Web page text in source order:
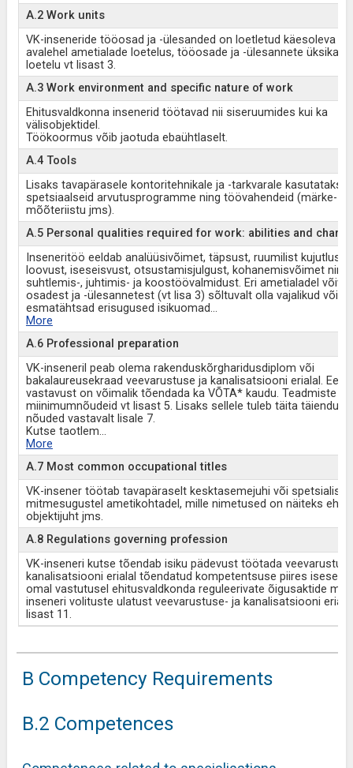
A.2 Work units
VK-inseneride tööosad ja -ülesanded on loetletud käesoleva
avalehel ametialade loetelus, tööosade ja -ülesannete
loetelu vt lisast 3.
A.3 Work environment and specific nature of work
Ehitusvaldkonna insenerid töötavad nii siseruumides kui ka
välisobjektidel.
Töökoormus võib jaotuda ebaühtlaselt.
A.4 Tools
Lisaks tavapärasele kontoritehnikale ja -tarkvarale kasutatakse
spetsiaalseid arvutusprogramme ning töövahendeid (märke- ja
mõõteriistu jms).
A.5 Personal qualities required for work: abilities and
Inseneritöö eeldab analüüsivõimet, täpsust, ruumilist
loovust, iseseisvust, otsustamisjulgust, kohanemisvõimet ning
suhtlemis-, juhtimis- ja koostöövalmidust. Eri ametialadel
osadest ja -ülesannetest (vt lisa 3) sõltuvalt olla vajalikud või
esmatähtsad erisugused isikuomad...
More
A.6 Professional preparation
VK-inseneril peab olema rakenduskõrgharidusdiplom või
bakalaureusekraad veevarustuse ja kanalisatsiooni erialal.
vastavust on võimalik tõendada ka VÕTA* kaudu. Teadmiste ja
miinimumnõudeid vt lisast 5. Lisaks sellele tuleb täita
nõuded vastavalt lisale 7.
Kutse taotlem...
More
A.7 Most common occupational titles
VK-insener töötab tavapäraselt kesktasemejuhi või
mitmesugustel ametikohtadel, mille nimetused on näiteks
objektijuht jms.
A.8 Regulations governing profession
VK-inseneri kutse tõendab isiku pädevust töötada
kanalisatsiooni erialal tõendatud kompetentsuse piires
omal vastutusel ehitusvaldkonda reguleerivate õigusaktide
inseneri volituste ulatust veevarustuse- ja kanalisatsiooni
lisast 11.
B Competency Requirements
B.2 Competences